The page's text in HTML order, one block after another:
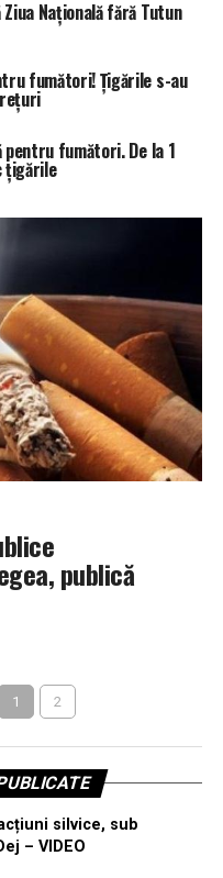
Națională fără Tutun
fumători! Țigările s-au
fumători. De la 1
țigările
publică
1 2
silvice, sub
– VIDEO